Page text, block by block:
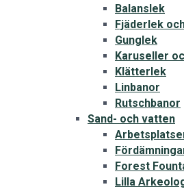
Balanslek
Fjäderlek
Gunglek
Karuseller
Klätterlek
Linbanor
Rutschbanor
Sand- och vatten
Forest
Lilla